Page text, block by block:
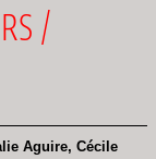
/
Aguire, Cécile